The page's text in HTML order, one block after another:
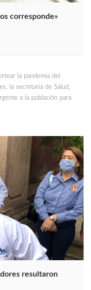
corresponde»
la pandemia del
la secretaria de Salud,
a la población para
resultaron